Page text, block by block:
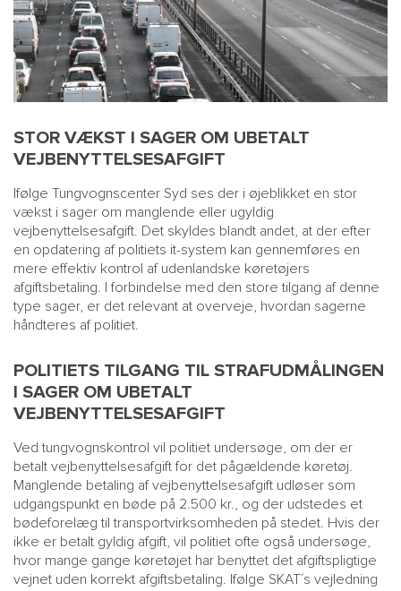
STOR VÆKST I SAGER OM UBETALT
VEJBENYTTELSESAFGIFT
Ifølge Tungvognscenter Syd ses der i øjeblikket en stor
vækst i sager om manglende eller ugyldig
vejbenyttelsesafgift. Det skyldes blandt andet, at der efter
en opdatering af politiets it-system kan gennemføres en
mere effektiv kontrol af udenlandske køretøjers
afgiftsbetaling. I forbindelse med den store tilgang af denne
type sager, er det relevant at overveje, hvordan sagerne
håndteres af politiet.
POLITIETS TILGANG TIL STRAFUDMÅLINGEN
I SAGER OM UBETALT
VEJBENYTTELSESAFGIFT
Ved tungvognskontrol vil politiet undersøge, om der er
betalt vejbenyttelsesafgift for det pågældende køretøj.
Manglende betaling af vejbenyttelsesafgift udløser som
udgangspunkt en bøde på 2.500 kr., og der udstedes et
bødeforelæg til transportvirksomheden på stedet. Hvis der
ikke er betalt gyldig afgift, vil politiet ofte også undersøge,
hvor mange gange køretøjet har benyttet det afgiftspligtige
vejnet uden korrekt afgiftsbetaling. Ifølge SKAT´s vejledning